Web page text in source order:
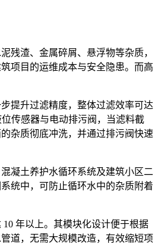
残渣、金属碎屑、悬浮物等杂质，
项目的运维成本与安全隐患。而高
提升过滤精度，整体过滤效率可达
传感器与电动排污阀，当滤料截
杂质彻底冲洗，并通过排污阀快速
凝土养护水循环系统及建筑小区二
统中，可防止循环水中的杂质附着
年以上。其模块化设计便于根据
道，无需大规模改造，有效缩短项